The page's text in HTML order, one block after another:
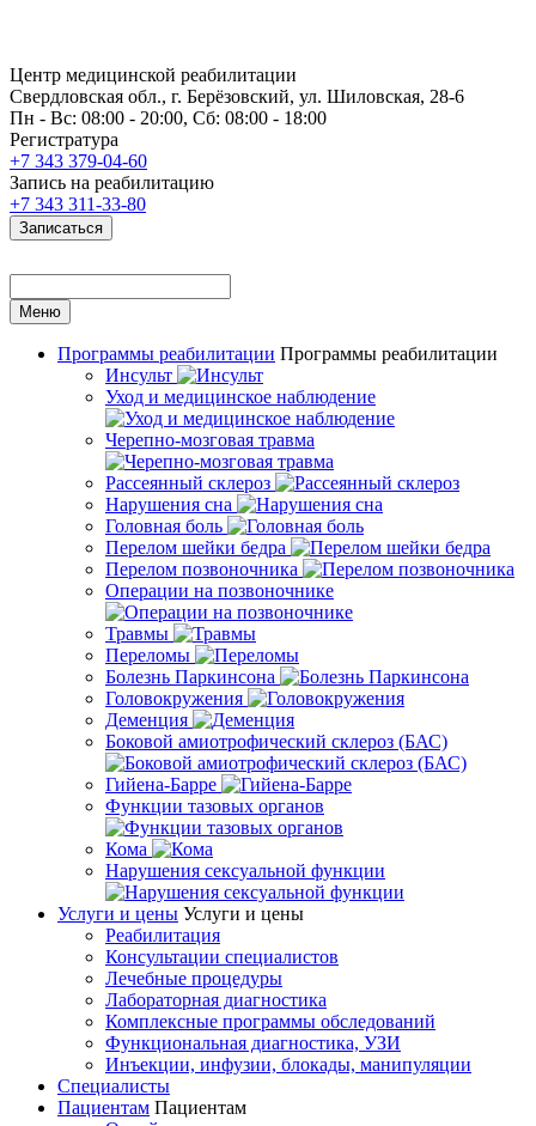
Центр медицинской реабилитации
Свердловская обл., г. Берёзовский, ул. Шиловская, 28-6
Пн - Вс: 08:00 - 20:00, Сб: 08:00 - 18:00
Регистратура
+7 343 379-04-60
Запись на реабилитацию
+7 343 311-33-80
Записаться
Меню
Программы реабилитации Программы реабилитации
Инсульт
Уход и медицинское наблюдение
Черепно-мозговая травма
Рассеянный склероз
Нарушения сна
Головная боль
Перелом шейки бедра
Перелом позвоночника
Операции на позвоночнике
Травмы
Переломы
Болезнь Паркинсона
Головокружения
Деменция
Боковой амиотрофический склероз (БАС)
Гийена-Барре
Функции тазовых органов
Кома
Нарушения сексуальной функции
Услуги и цены Услуги и цены
Реабилитация
Консультации специалистов
Лечебные процедуры
Лабораторная диагностика
Комплексные программы обследований
Функциональная диагностика, УЗИ
Инъекции, инфузии, блокады, манипуляции
Специалисты
Пациентам Пациентам